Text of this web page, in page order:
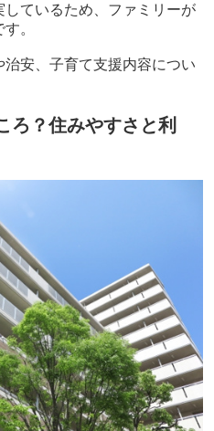
ているため、ファミリーが
。
安、子育て支援内容につい
ろ？住みやすさと利